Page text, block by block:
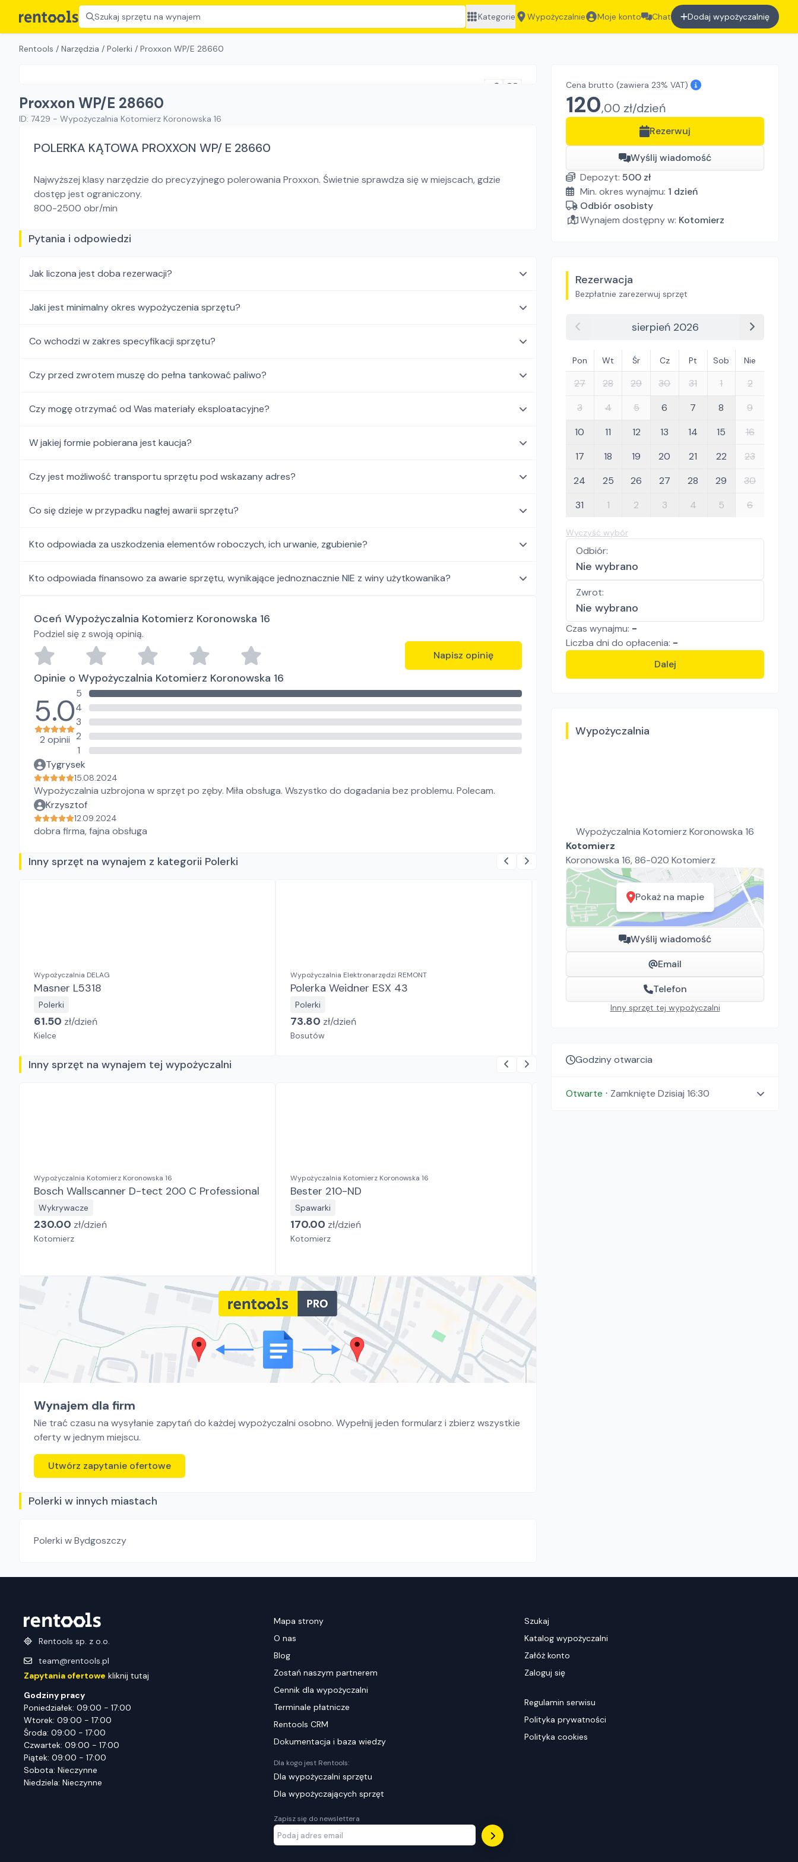
Szukaj sprzętu na wynajem Kategorie Wypożyczalnie Moje konto Chat Dodaj wypożyczalnię
Rentools / Narzędzia / Polerki / Proxxon WP/E 28660
Proxxon WP/E 28660
ID: 7429 - Wypożyczalnia Kotomierz Koronowska 16
Cena brutto (zawiera 23% VAT)
120,00 zł/dzień
Rezerwuj
Wyślij wiadomość
Depozyt: 500 zł
Min. okres wynajmu: 1 dzień
Odbiór osobisty
Wynajem dostępny w: Kotomierz
Rezerwacja
Bezpłatnie zarezerwuj sprzęt
sierpień 2026
Pon Wt Śr Cz Pt Sob Nie
27 28 29 30 31 1
2
3
4 5 6 7 8
9
10
11 12 13 14 15
16
17
18 19 20 21 22
23
24
25 26 27 28 29
30
31
1 2 3 4 5 6
Wyczyść wybór
Odbiór:
Nie wybrano
Zwrot:
Nie wybrano
Czas wynajmu: -
Liczba dni do opłacenia: -
Dalej
Wypożyczalnia
Wypożyczalnia Kotomierz Koronowska 16
Kotomierz
Koronowska 16, 86-020 Kotomierz
Pokaż na mapie
Wyślij wiadomość
Email
Telefon
Inny sprzęt tej wypożyczalni
Godziny otwarcia
Otwarte ⋅ Zamknięte Dzisiaj 16:30
POLERKA KĄTOWA PROXXON WP/ E 28660
Najwyższej klasy narzędzie do precyzyjnego polerowania Proxxon. Świetnie sprawdza się w miejscach, gdzie
dostęp jest ograniczony.
800-2500 obr/min
Pytania i odpowiedzi
Jak liczona jest doba rezerwacji?
Jaki jest minimalny okres wypożyczenia sprzętu?
Co wchodzi w zakres specyfikacji sprzętu?
Czy przed zwrotem muszę do pełna tankować paliwo?
Czy mogę otrzymać od Was materiały eksploatacyjne?
W jakiej formie pobierana jest kaucja?
Czy jest możliwość transportu sprzętu pod wskazany adres?
Co się dzieje w przypadku nagłej awarii sprzętu?
Kto odpowiada za uszkodzenia elementów roboczych, ich urwanie, zgubienie?
Kto odpowiada finansowo za awarie sprzętu, wynikające jednoznacznie NIE z winy użytkowanika?
Oceń Wypożyczalnia Kotomierz Koronowska 16
Podziel się z swoją opinią.
Napisz opinię
Opinie o Wypożyczalnia Kotomierz Koronowska 16
5.0
2 opinii
5
4
3
2
1
Tygrysek
15.08.2024
Wypożyczalnia uzbrojona w sprzęt po zęby. Miła obsługa. Wszystko do dogadania bez problemu. Polecam.
Krzysztof
12.09.2024
dobra firma, fajna obsługa
Inny sprzęt na wynajem z kategorii Polerki
Wypożyczalnia DELAG
Masner L5318
Polerki
61.50 zł/dzień
Kielce
Wypożyczalnia Elektronarzędzi REMONT
Polerka Weidner ESX 43
Polerki
73.80 zł/dzień
Bosutów
STROMO RENTAL
Polerki
Inny sprzęt na wynajem tej wypożyczalni
Wypożyczalnia Kotomierz Koronowska 16
Bosch Wallscanner D-tect 200 C Professional
Wykrywacze
230.00 zł/dzień
Kotomierz
Wypożyczalnia Kotomierz Koronowska 16
Bester 210-ND
Spawarki
170.00 zł/dzień
Kotomierz
Wynajem dla firm
Nie trać czasu na wysyłanie zapytań do każdej wypożyczalni osobno. Wypełnij jeden formularz i zbierz wszystkie
oferty w jednym miejscu.
Utwórz zapytanie ofertowe
Polerki w innych miastach
Polerki w Bydgoszczy
Rentools sp. z o.o.
team@rentools.pl
Zapytania ofertowe kliknij tutaj
Godziny pracy
Poniedziałek: 09:00 - 17:00
Wtorek: 09:00 - 17:00
Środa: 09:00 - 17:00
Czwartek: 09:00 - 17:00
Piątek: 09:00 - 17:00
Sobota: Nieczynne
Niedziela: Nieczynne
Mapa strony
O nas
Blog
Zostań naszym partnerem
Cennik dla wypożyczalni
Terminale płatnicze
Rentools CRM
Dokumentacja i baza wiedzy
Dla kogo jest Rentools:
Dla wypożyczalni sprzętu
Dla wypożyczających sprzęt
Zapisz się do newslettera
Szukaj
Katalog wypożyczalni
Załóż konto
Zaloguj się
Regulamin serwisu
Polityka prywatności
Polityka cookies